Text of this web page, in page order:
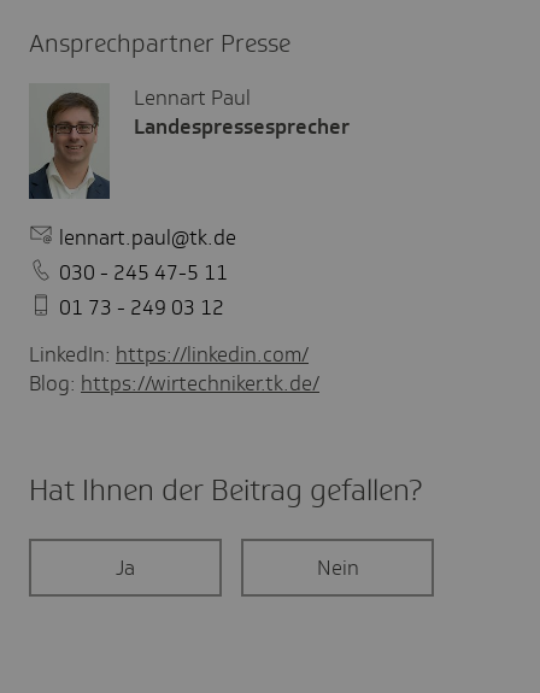
Ansprechpartner Presse
Lennart Paul
Landespressesprecher
lennart.paul@tk.de
030 - 245 47-5 11
01 73 - 249 03 12
LinkedIn: https://linkedin.com/
Blog: https://wirtechniker.tk.de/
Hat Ihnen der Beitrag gefal­len?
Ja Nein